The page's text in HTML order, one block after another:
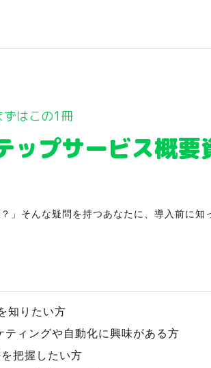
ずはこの1冊
ップサービス概要
」そんな疑問を持つあなたに、導入前に知
知りたい方
ティングや自動化に興味がある方
把握したい方